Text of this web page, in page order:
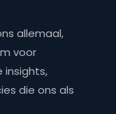
allemaal,
voor
insights,
die ons als